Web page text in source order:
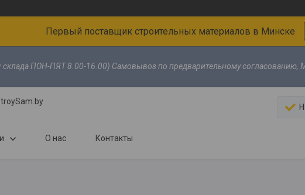
Первый поставщик строительных материалов в Минске
ПОН-ПЯТ 8.00-16.00) Самовывоз по предварительному согласованию,
О нас Контакты